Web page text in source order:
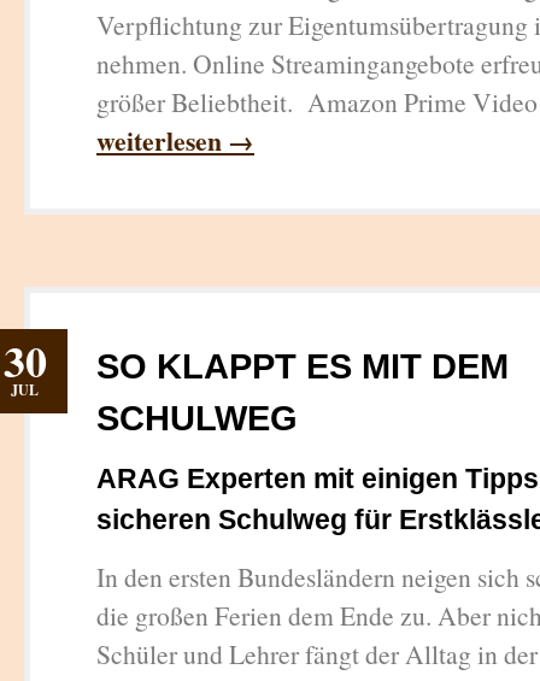
Verpflichtung zur Eigentumsübertragung
nehmen. Online Streamingangebote
größer Beliebtheit. Amazon Prime
weiterlesen →
SO KLAPPT ES MIT DEM
SCHULWEG
30
JUL
ARAG Experten mit einigen
sicheren Schulweg für
In den ersten Bundesländern neigen sich
die großen Ferien dem Ende zu. Aber
Schüler und Lehrer fängt der Alltag in der